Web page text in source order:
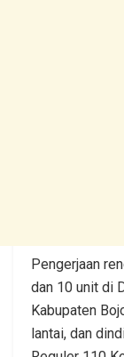
Pengerjaan
dan 10 unit di
Kabupaten
lantai, dan